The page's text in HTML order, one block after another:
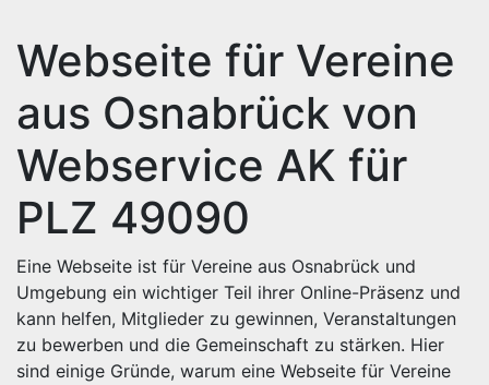
Webseite für Vereine
aus Osnabrück von
Webservice AK für
PLZ 49090
Eine Webseite ist für Vereine aus Osnabrück und
Umgebung ein wichtiger Teil ihrer Online-Präsenz und
kann helfen, Mitglieder zu gewinnen, Veranstaltungen
zu bewerben und die Gemeinschaft zu stärken. Hier
sind einige Gründe, warum eine Webseite für Vereine